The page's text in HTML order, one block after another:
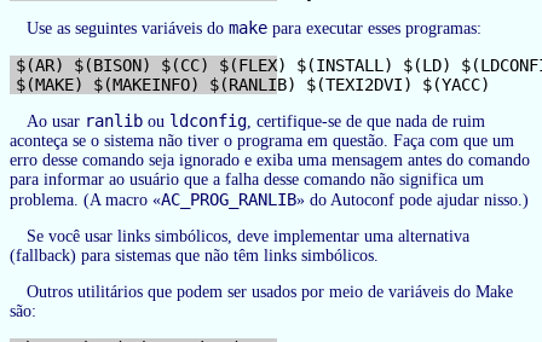
Use as seguintes variáveis do make para executar esses programas:
$(AR) $(BISON) $(CC) $(FLEX) $(INSTALL) $(LD)
Ao usar ranlib ou ldconfig, certifique-se de que nada de ruim
aconteça se o sistema não tiver o programa em questão. Faça com que um
erro desse comando seja ignorado e exiba uma mensagem antes do comando
para informar ao usuário que a falha desse comando não significa um
problema. (A macro «AC_PROG_RANLIB» do Autoconf pode ajudar nisso.)
Se você usar links simbólicos, deve implementar uma alternativa
(fallback) para sistemas que não têm links simbólicos.
Outros utilitários que podem ser usados por meio de variáveis do Make
são: